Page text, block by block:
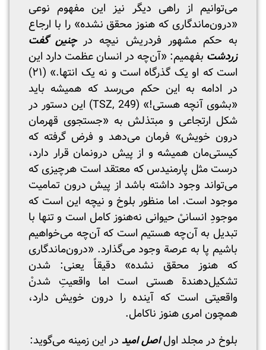
می‌توانیم از راهی دیگر نیز این مفهوم نوعی
«درون‌ماندگاری که هنوز محقق نشده» را با ارجاع
به حکم مشهور فردریش نیچه درچنین گفت
زردشت بفهمیم: «آن‌چه در انسان عظمت دارد این
است که او یک گذرگاه است و نه یک انتها.» (۲۱)
در ادامه به این حکم می‌رسد که همیشه باید
«بشوی آنچه هستی!» (TSZ, 249) این دستور در
شکل ارتجاعی و مبتذلش به «جستجوی قهرمان
درون خویش» فرمان می‌دهد و فرض گرفته که
کیستی‌مان همیشه و از پیش درونمان قرار دارد،
درست مثل پارمنیدس که معتقد است هرچیزی که
می‌تواند وجود داشته باشد از پیش درون تمامیت
موجود است. اما منظور بلوخ و نیچه این است که
موجودِ انسانیْ حیوانی نه‌هنوز کامل است و تنها با
تبدیل به آن‌چه هستیم است که آن‌چه می‌خواهیم
باشیم پا به عرصة وجود می‌گذارد. «درون‌ماندگاری
که هنوز محقق نشده» دقیقاً یعنی: شدن
تشکیل‌دهندة هستی است اما واقعیتِ شدنْ
واقعیتی است که آینده را درون خویش دارد،
همچون امری هنوز ناکامل.
بلوخ در مجلد اولاصل امید در این زمینه می‌گوید: